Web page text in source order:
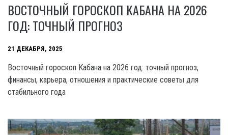
ВОСТОЧНЫЙ ГОРОСКОП КАБАНА НА 2026
ГОД: ТОЧНЫЙ ПРОГНОЗ
21 ДЕКАБРЯ, 2025
Восточный гороскоп Кабана на 2026 год: точный прогноз,
финансы, карьера, отношения и практические советы для
стабильного года